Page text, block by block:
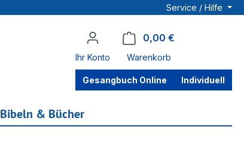
Service / Hilfe
Ihr Konto
0,00 €
Warenkorb
Gesangbuch Online Individuell
Bibeln & Bücher